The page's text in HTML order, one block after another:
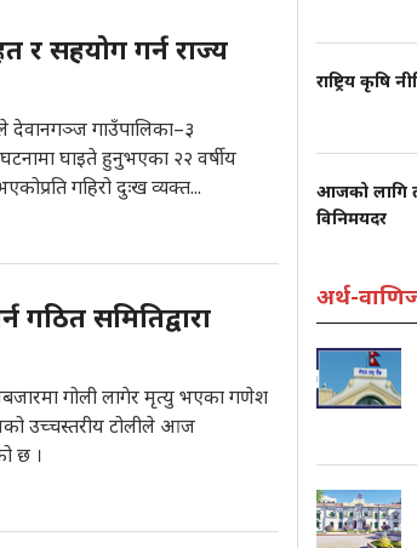
र सहयोग गर्न राज्य
देवानगञ्ज गाउँपालिका–३
घाइते हुनुभएका २२ वर्षीय
गहिरो दुःख व्यक्त...
समितिद्वारा
गोली लागेर मृत्यु भएका गणेश
उच्चस्तरीय टोलीले आज
छ ।
राष्ट्रिय कृषि
आजको लागि
विनिमयदर
अर्थ-